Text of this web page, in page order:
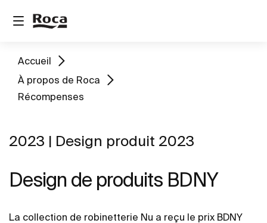
Accueil
À propos de Roca
Récompenses
2023 | Design produit 2023
Design de produits BDNY
La collection de robinetterie Nu a reçu le prix BDNY